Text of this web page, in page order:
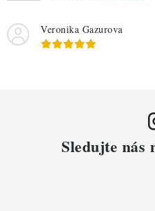
Veronika Gazurova
Sledujte nás